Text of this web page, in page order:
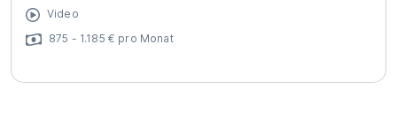
Video
875 - 1.185 € pro Monat